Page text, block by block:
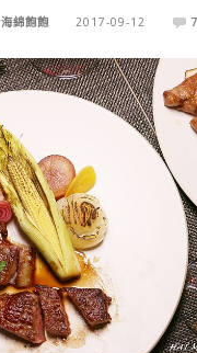
海綿飽飽 2017-09-12 7